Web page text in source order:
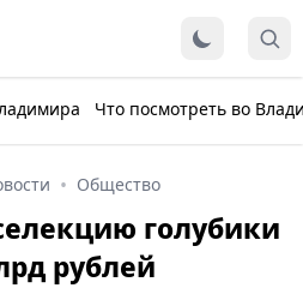
Что посмотреть во
Общество
голубики
рублей